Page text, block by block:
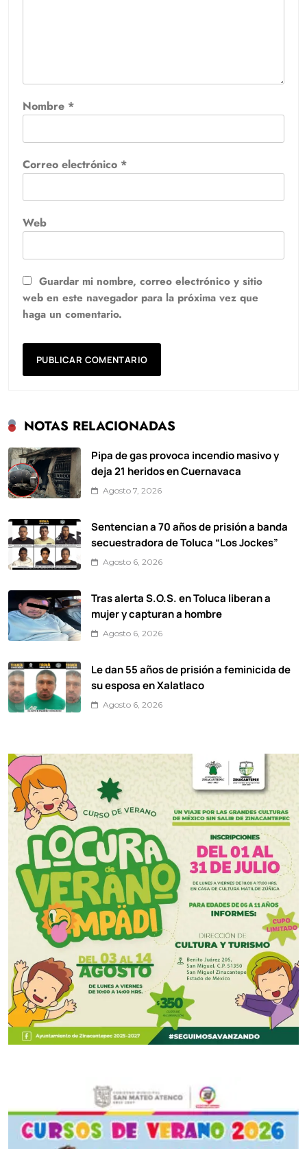
Nombre *
Correo electrónico *
Web
Guardar mi nombre, correo electrónico y sitio
web en este navegador para la próxima vez que
haga un comentario.
NOTAS RELACIONADAS
Pipa de gas provoca incendio masivo y
deja 21 heridos en Cuernavaca
Agosto 7, 2026
Sentencian a 70 años de prisión a banda
secuestradora de Toluca “Los Jockes”
Agosto 6, 2026
Tras alerta S.O.S. en Toluca liberan a
mujer y capturan a hombre
Agosto 6, 2026
Le dan 55 años de prisión a feminicida de
su esposa en Xalatlaco
Agosto 6, 2026